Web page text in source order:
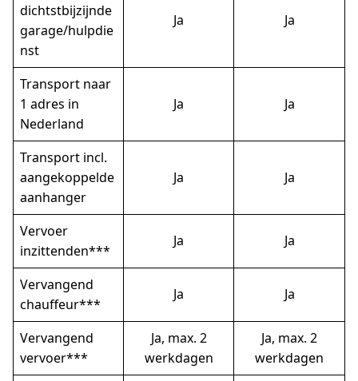
dichtstbijzijnde
garage/hulpdie
nst
Ja Ja
Transport naar
1 adres in
Nederland
Ja Ja
Transport incl.
aangekoppelde
aanhanger
Ja Ja
Vervoer
inzittenden***
Ja Ja
Vervangend
chauffeur***
Ja Ja
Vervangend
vervoer***
Ja, max. 2
werkdagen
Ja, max. 2
werkdagen